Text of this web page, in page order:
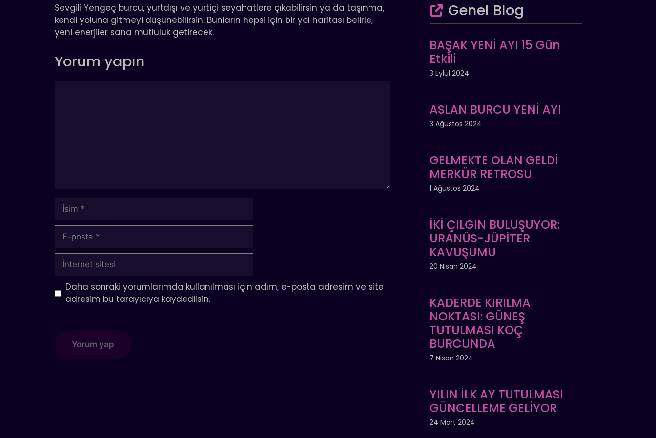
Sevgili Yengeç burcu, yurtdışı ve yurtiçi seyahatlere çıkabilirsin ya da taşınma,
kendi yoluna gitmeyi düşünebilirsin. Bunların hepsi için bir yol haritası belirle,
yeni enerjiler sana mutluluk getirecek.
Yorum yapın
İsim
posta
İnternet
sitesi
Daha sonraki yorumlarımda kullanılması için adım, e-posta adresim ve site
adresim bu tarayıcıya kaydedilsin.
Genel Blog
BAŞAK YENİ AYI 15 Gün
Etkili
3 Eylül 2024
ASLAN BURCU YENİ AYI
3 Ağustos 2024
GELMEKTE OLAN GELDİ
MERKÜR RETROSU
1 Ağustos 2024
İKİ ÇILGIN BULUŞUYOR:
URANÜS-JÜPİTER
KAVUŞUMU
20 Nisan 2024
KADERDE KIRILMA
NOKTASI: GÜNEŞ
TUTULMASI KOÇ
BURCUNDA
7 Nisan 2024
YILIN İLK AY TUTULMASI
GÜNCELLEME GELİYOR
24 Mart 2024